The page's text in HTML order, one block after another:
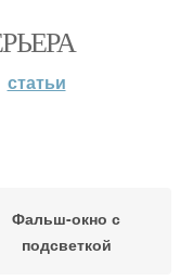
статьи
Фальш-окно с
подсветкой